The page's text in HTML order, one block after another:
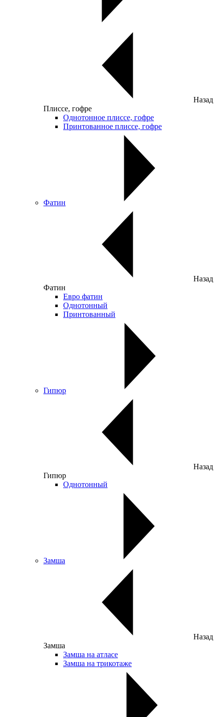
Назад
Плиссе, гофре
Однотонное плиссе, гофре
Принтованное плиссе, гофре
Фатин
Назад
Фатин
Евро фатин
Однотонный
Принтованный
Гипюр
Назад
Гипюр
Однотонный
Замша
Назад
Замша
Замша на атласе
Замша на трикотаже